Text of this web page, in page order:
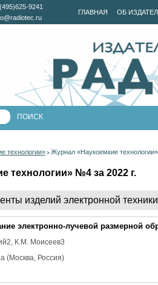
ГЛАВНАЯ ОБ
9241
технологии» > Журнал «Наукоемкие
технологии» №4 за 2022 г.
изделий электронной техники
электронно-лучевой размерной
2, К.М. Моисеев3
(Москва, Россия)